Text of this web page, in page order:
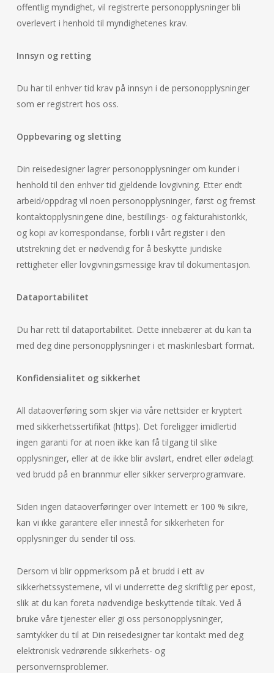
offentlig myndighet, vil registrerte personopplysninger bli
overlevert i henhold til myndighetenes krav.
Innsyn og retting
Du har til enhver tid krav på innsyn i de personopplysninger
som er registrert hos oss.
Oppbevaring og sletting
Din reisedesigner lagrer personopplysninger om kunder i
henhold til den enhver tid gjeldende lovgivning. Etter endt
arbeid/oppdrag vil noen personopplysninger, først og fremst
kontaktopplysningene dine, bestillings- og fakturahistorikk,
og kopi av korrespondanse, forbli i vårt register i den
utstrekning det er nødvendig for å beskytte juridiske
rettigheter eller lovgivningsmessige krav til dokumentasjon.
Dataportabilitet
Du har rett til dataportabilitet. Dette innebærer at du kan ta
med deg dine personopplysninger i et maskinlesbart format.
Konfidensialitet og sikkerhet
All dataoverføring som skjer via våre nettsider er kryptert
med sikkerhetssertifikat (https). Det foreligger imidlertid
ingen garanti for at noen ikke kan få tilgang til slike
opplysninger, eller at de ikke blir avslørt, endret eller ødelagt
ved brudd på en brannmur eller sikker serverprogramvare.
Siden ingen dataoverføringer over Internett er 100 % sikre,
kan vi ikke garantere eller innestå for sikkerheten for
opplysninger du sender til oss.
Dersom vi blir oppmerksom på et brudd i ett av
sikkerhetssystemene, vil vi underrette deg skriftlig per epost,
slik at du kan foreta nødvendige beskyttende tiltak. Ved å
bruke våre tjenester eller gi oss personopplysninger,
samtykker du til at Din reisedesigner tar kontakt med deg
elektronisk vedrørende sikkerhets- og
personvernsproblemer.